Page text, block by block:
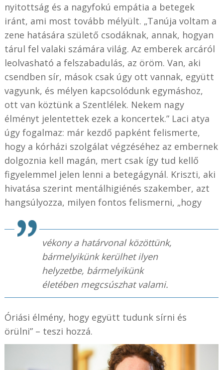
nyitottság és a nagyfokú empátia a betegek
iránt, ami most tovább mélyült. „Tanúja voltam a
zene hatására születő csodáknak, annak, hogyan
tárul fel valaki számára világ. Az emberek arcáról
leolvasható a felszabadulás, az öröm. Van, aki
csendben sír, mások csak úgy ott vannak, együtt
vagyunk, és mélyen kapcsolódunk egymáshoz,
ott van köztünk a Szentlélek. Nekem nagy
élményt jelentettek ezek a koncertek.” Laci atya
úgy fogalmaz: már kezdő papként felismerte,
hogy a kórházi szolgálat végzéséhez az embernek
dolgoznia kell magán, mert csak így tud kellő
figyelemmel jelen lenni a betegágynál. Kriszti, aki
hivatása szerint mentálhigiénés szakember, azt
hangsúlyozza, milyen fontos felismerni, „hogy
vékony a határvonal közöttünk,
bármelyikünk kerülhet ilyen
helyzetbe, bármelyikünk
életében megcsúszhat valami.
Óriási élmény, hogy együtt tudunk sírni és
örülni” – teszi hozzá.